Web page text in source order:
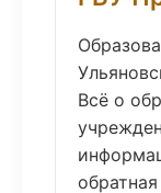
Всё о